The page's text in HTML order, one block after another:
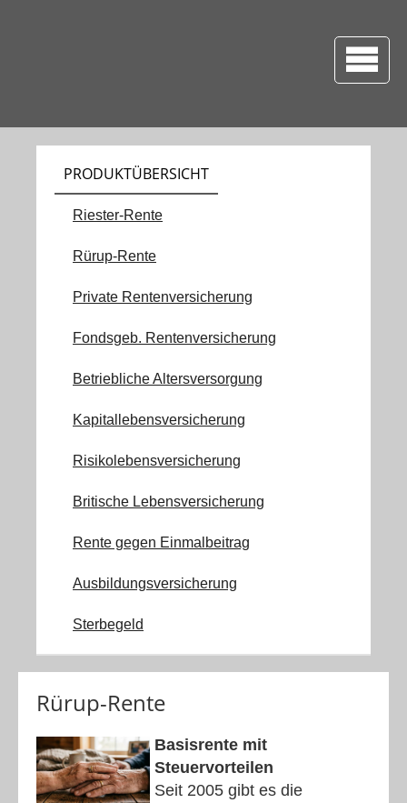
PRODUKTÜBERSICHT
Riester-Rente
Rürup-Rente
Private Rentenversicherung
Fondsgeb. Rentenversicherung
Betriebliche Altersversorgung
Kapitallebensversicherung
Risikolebensversicherung
Britische Lebensversicherung
Rente gegen Einmalbeitrag
Ausbildungsversicherung
Sterbegeld
Rürup-Rente
Basisrente mit
Steuervorteilen
Seit 2005 gibt es die